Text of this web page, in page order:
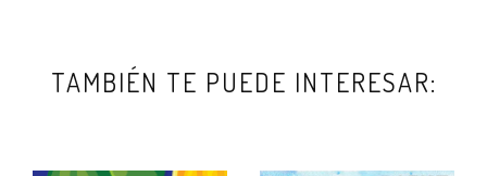
TAMBIÉN TE PUEDE INTERESAR: